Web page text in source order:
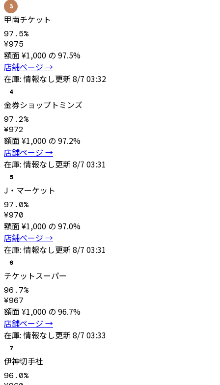
3
甲南チケット
97.5%
¥975
額面 ¥1,000 の 97.5%
店舗ページ →
在庫: 情報なし更新 8/7 03:32
4
金券ショップトミンズ
97.2%
¥972
額面 ¥1,000 の 97.2%
店舗ページ →
在庫: 情報なし更新 8/7 03:31
5
J・マーケット
97.0%
¥970
額面 ¥1,000 の 97.0%
店舗ページ →
在庫: 情報なし更新 8/7 03:31
6
チケットスーパー
96.7%
¥967
額面 ¥1,000 の 96.7%
店舗ページ →
在庫: 情報なし更新 8/7 03:33
7
伊神切手社
96.0%